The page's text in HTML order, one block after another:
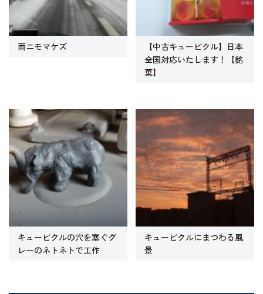
雨ニモマケズ
【中古キュービクル】日本
全国対応いたします！【銘
菓】
キュービクルの穴を塞ぐグ
レーのネトネトで工作
キュービクルにまつわる風
景